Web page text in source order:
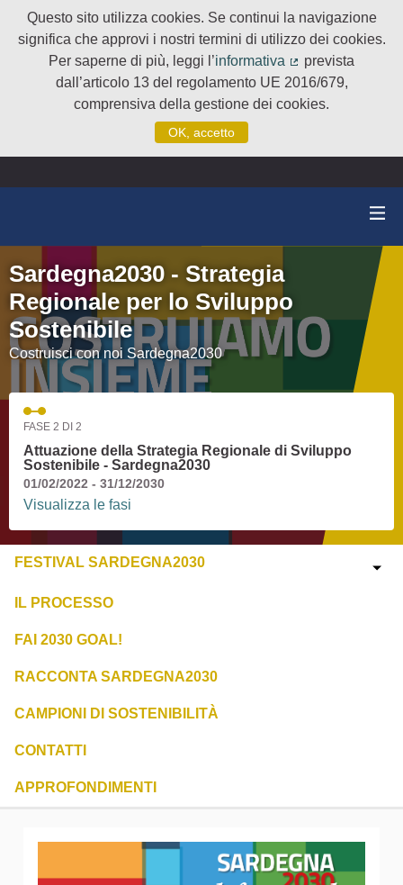
Questo sito utilizza cookies. Se continui la navigazione
significa che approvi i nostri termini di utilizzo dei cookies.
Per saperne di più, leggi l’informativa
(Collegamento
prevista
dall’articolo 13 del regolamento UE 2016/679,
comprensiva della gestione dei cookies.
OK, accetto
Sardegna2030 - Strategia
Regionale per lo Sviluppo
Sostenibile
Costruisci con noi Sardegna2030
FASE 2 DI 2
Attuazione della Strategia Regionale di Sviluppo
Sostenibile - Sardegna2030
01/02/2022 - 31/12/2030
Visualizza le fasi
FESTIVAL SARDEGNA2030
IL PROCESSO
FAI 2030 GOAL!
RACCONTA SARDEGNA2030
CAMPIONI DI SOSTENIBILITÀ
CONTATTI
APPROFONDIMENTI